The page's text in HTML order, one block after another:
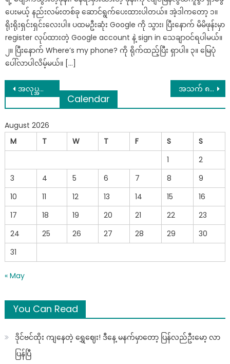
ပေးမယ့် နည်းလမ်းတစ်ခု ဆောင်ရွက်ပေးထားပါတယ်။ အဲ့ဒါကတော့ ၁။
ရိုးရိုးရှင်းရှင်းလေးပါ။ ပထမဦးဆုံး Google ကို သွား၊ ပြီးနောက် မိမိဖုန်းမှာ
register လုပ်ထားတဲ့ Google account နဲ့ sign in သေချာဝင်ရပါမယ်။
၂။ ပြီးနောက် Where’s my phone? ကို ရိုက်ထည့်ပြီး ရှာပါ။ ၃။ မြေပုံ
ပေါ်လာပါလိမ့်မယ်။ […]
Post
navigation
အလုပ္အဆင္မေျပလို႔ ဆံပင္ျဖဴႏုတ္ဆိုင္ ဖြင့္လိုက္ရာမွ တလ သိန္း (၆၀) ဝင္ေငြရသြားတဲ့ အမ်ိဳးသမီး အသက် ၈၀ အရွယ်အဖိုးအိုနဲ့ မိန်းကလေးငယ်ငယ်လေး ကလေးမရလို့ ဆေးခန်းလာပြသောအခါ…
Calendar
August 2026
M
T W T F S
S
1
2
3
4 5 6 7 8
9
10
11 12 13 14 15
16
17
18 19 20 21 22
23
24
25 26 27 28 29
30
31
« May
You Can Read
ဒိုင်ဗင်ထိုး ကျနေတဲ့ ရွှေဈေး! ဒီနေ့ မနက်မှာတော့ ပြန်လည်ဦးမော့ လာ
ပြန်ပြီ